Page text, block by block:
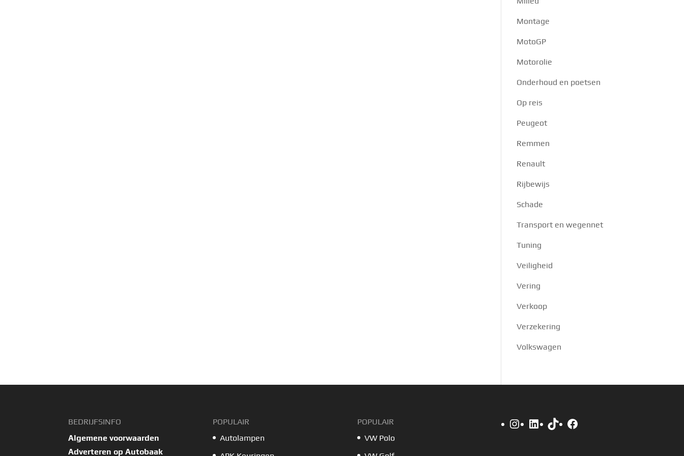
Montage
MotoGP
Motorolie
Onderhoud en poetsen
Op reis
Peugeot
Remmen
Renault
Rijbewijs
Schade
Transport en wegennet
Tuning
Veiligheid
Vering
Verkoop
Verzekering
Volkswagen
BEDRIJFSINFO
Algemene voorwaarden
Adverteren op Autobaak
POPULAIR
Autolampen
POPULAIR
VW Polo
Instagram
LinkedIn
TikTokFacebook